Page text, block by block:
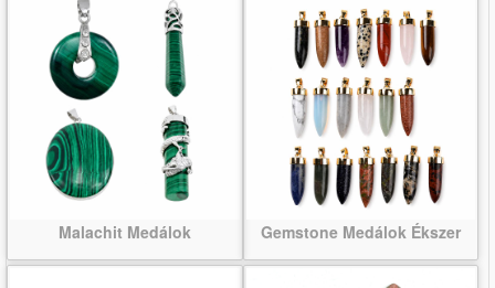
Malachit Medálok Gemstone Medálok Ékszer